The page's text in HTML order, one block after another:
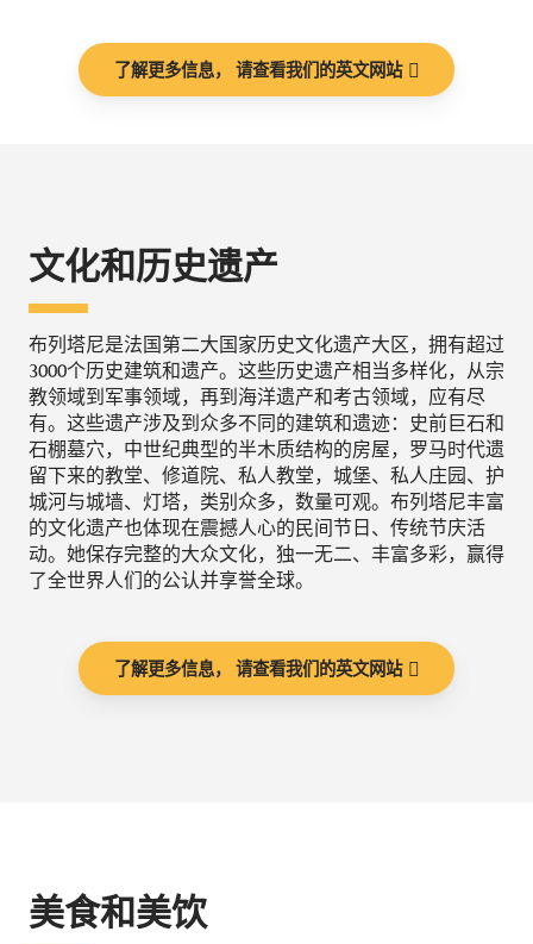
了解更多信息， 请查看我们的英文网站
文化和历史遗产
布列塔尼是法国第二大国家历史文化遗产大区，拥有超过
3000个历史建筑和遗产。这些历史遗产相当多样化，从宗
教领域到军事领域，再到海洋遗产和考古领域，应有尽
有。这些遗产涉及到众多不同的建筑和遗迹：史前巨石和
石棚墓穴，中世纪典型的半木质结构的房屋，罗马时代遗
留下来的教堂、修道院、私人教堂，城堡、私人庄园、护
城河与城墙、灯塔，类别众多，数量可观。布列塔尼丰富
的文化遗产也体现在震撼人心的民间节日、传统节庆活
动。她保存完整的大众文化，独一无二、丰富多彩，赢得
了全世界人们的公认并享誉全球。
了解更多信息， 请查看我们的英文网站
美食和美饮